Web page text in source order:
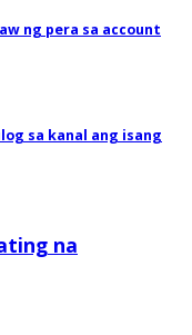
ng pera sa account
sa kanal ang isang
na